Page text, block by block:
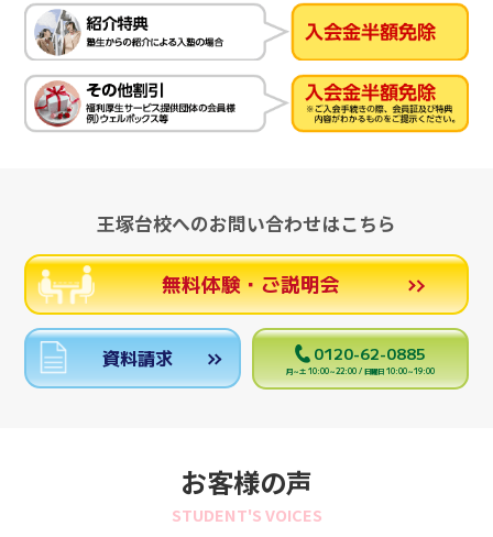
王塚台校へのお問い合わせはこちら
無料体験・ご説明会
資料請求 0120-62-0885
月～土 10:00～22:00 / 日曜日 10:00～19:00
お客様の声
STUDENT'S VOICES